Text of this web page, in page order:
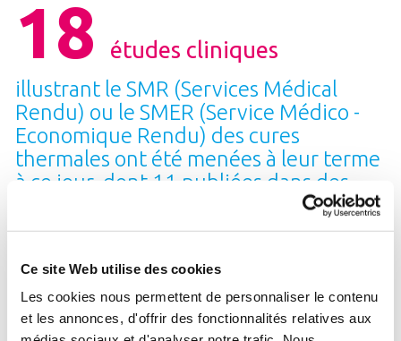
Ce site Web utilise des cookies
Les cookies nous permettent de personnaliser le contenu
et les annonces, d'offrir des fonctionnalités relatives aux
18 études cliniques
illustrant le SMR (Services Médical
Rendu) ou le SMER (Service Médico -
Economique Rendu) des cures
thermales ont été menées à leur terme
à ce jour, dont 11 publiées dans des
Je veux savoir !